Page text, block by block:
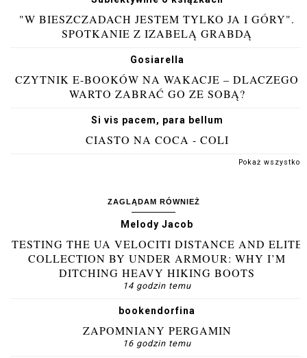
"W BIESZCZADACH JESTEM TYLKO JA I GÓRY".
SPOTKANIE Z IZABELĄ GRABDĄ
Gosiarella
CZYTNIK E-BOOKÓW NA WAKACJE – DLACZEGO
WARTO ZABRAĆ GO ZE SOBĄ?
Si vis pacem, para bellum
CIASTO NA COCA - COLI
Pokaż wszystko
ZAGLĄDAM RÓWNIEŻ
Melody Jacob
TESTING THE UA VELOCITI DISTANCE AND ELITE
COLLECTION BY UNDER ARMOUR: WHY I’M
DITCHING HEAVY HIKING BOOTS
14 godzin temu
bookendorfina
ZAPOMNIANY PERGAMIN
16 godzin temu